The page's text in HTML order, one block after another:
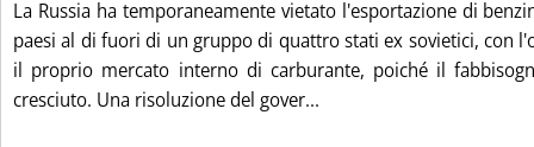
La Russia ha temporaneamente vietato l'esportazione di
paesi al di fuori di un gruppo di quattro stati ex sovietici, con
il proprio mercato interno di carburante, poiché il
cresciuto. Una risoluzione del gover...